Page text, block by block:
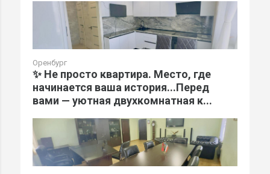
Оренбург
✨ Не просто квартира. Место, где
начинается ваша история...Перед
вами — уютная двухкомнатная к...